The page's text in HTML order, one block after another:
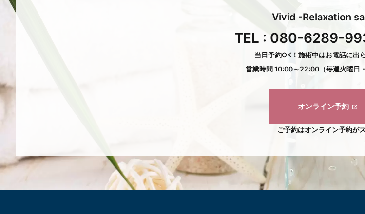
Vivid -Relaxation
TEL : 080-6289-
当日予約OK！施術中はお電話に出
営業時間 10:00～22:00（毎週火曜日
オンライン予約
ご予約はオンライン予約が